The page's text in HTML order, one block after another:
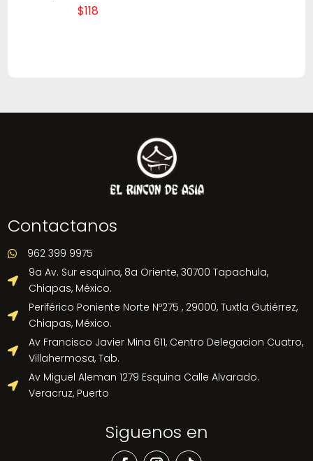
$118
Contactanos
 962 399 9975

9a Av. Sur esquina, 8a Oriente, 30700 Tapachula,
Chiapas, México.

Periférico Poniente Norte Nº275 , 29000, Tuxtla Gutiérrez,
Chiapas, México.

Av Francisco Javier Mina 611, Centro Delegacion Cuatro,
Villahermosa, Tab.

Av Miguel Aleman 1279 Esquina Calle Alvarado.
Veracruz, Puerto
Siguenos en